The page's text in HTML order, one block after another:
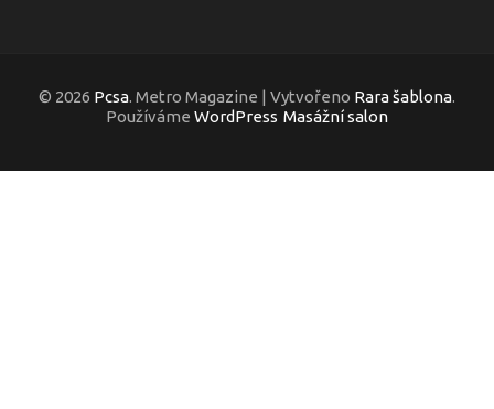
© 2026 Pcsa. Metro Magazine | Vytvořeno Rara šablona.
Používáme WordPress Masážní salon